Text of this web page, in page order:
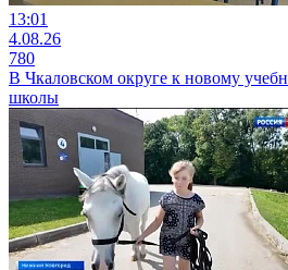
13:01
4.08.26
780
В Чкаловском округе к новому
школы